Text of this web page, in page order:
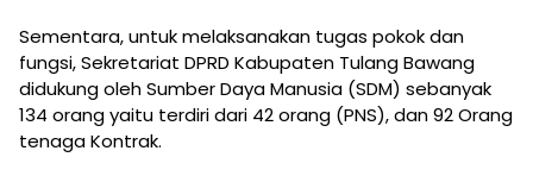
Sementara, untuk melaksanakan tugas pokok dan
fungsi, Sekretariat DPRD Kabupaten Tulang Bawang
didukung oleh Sumber Daya Manusia (SDM) sebanyak
134 orang yaitu terdiri dari 42 orang (PNS), dan 92 Orang
tenaga Kontrak.